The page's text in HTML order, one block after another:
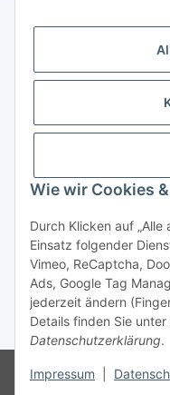
Wie wir Cookies
Durch Klicken auf
Einsatz folgender
Vimeo, ReCaptcha,
Ads, Google Tag
jederzeit ändern
Details finden Sie unter
Datenschutzerklärung.
Impressum
Gesetzliche
* Alle Preise inkl. gesetzlicher
Besucherzähler: